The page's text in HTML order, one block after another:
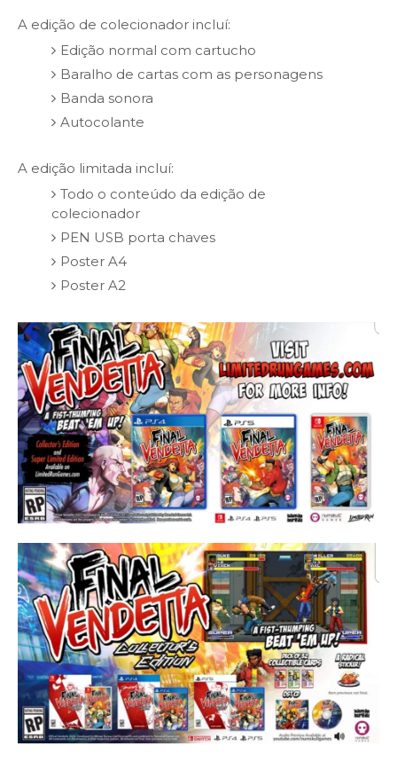
A edição de colecionador incluí:
Edição normal com cartucho
Baralho de cartas com as personagens
Banda sonora
Autocolante
A edição limitada incluí:
Todo o conteúdo da edição de
colecionador
PEN USB porta chaves
Poster A4
Poster A2